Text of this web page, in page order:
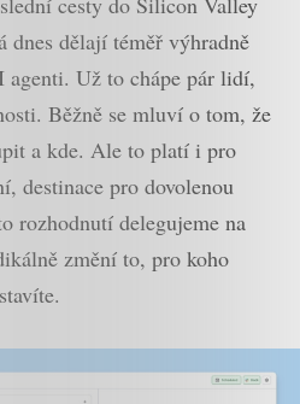
dnes dělají téměř výhradně
Už to chápe pár lidí,
Běžně se mluví o tom, že
a kde. Ale to platí i pro
destinace pro dovolenou
rozhodnutí delegujeme na
změní to, pro koho